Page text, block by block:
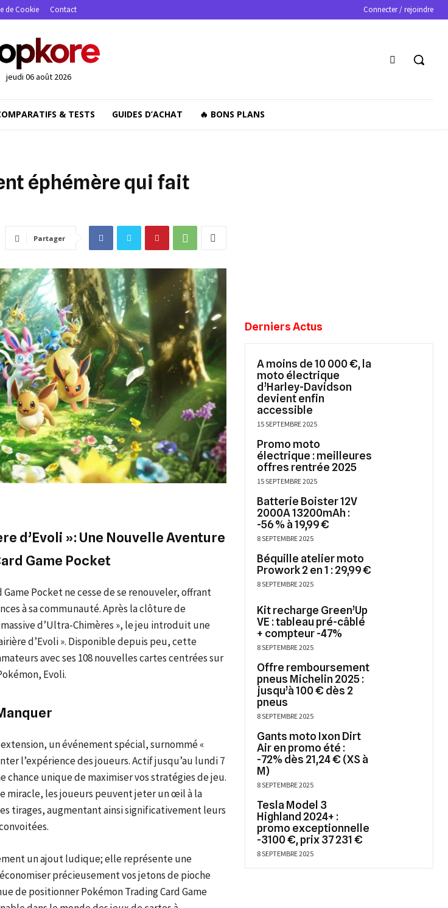
de Cookie Contact Connecter / rejoindre
jeudi 06 août 2026
& TESTS GUIDES D’ACHAT 🔥 BONS PLANS
éphémère qui fait
Partager
d’Evoli »: Une Nouvelle Aventure
Game Pocket
Pocket ne cesse de se renouveler, offrant
à sa communauté. Après la clôture de
d’Ultra-Chimères », le jeu introduit une
d’Evoli ». Disponible depuis peu, cette
avec ses 108 nouvelles cartes centrées sur
Evoli.
un événement spécial, surnommé «
l’expérience des joueurs. Actif jusqu’au lundi 7
unique de maximiser vos stratégies de jeu.
miracle, les joueurs peuvent jeter un œil à la
tirages, augmentant ainsi significativement leurs
un ajout ludique; elle représente une
précieusement vos jetons de pioche
de positionner Pokémon Trading Card Game
Derniers Actus
A moins de 10 000 €, la
moto électrique
d’Harley-Davidson
devient enfin
accessible
15 SEPTEMBRE 2025
Promo moto
électrique : meilleures
offres rentrée 2025
15 SEPTEMBRE 2025
Batterie Boister 12V
2000A 13200mAh :
-56 % à 19,99 €
8 SEPTEMBRE 2025
Béquille atelier moto
Prowork 2 en 1 : 29,99 €
8 SEPTEMBRE 2025
Kit recharge Green’Up
VE : tableau pré-câblé
+ compteur -47%
8 SEPTEMBRE 2025
Offre remboursement
pneus Michelin 2025 :
jusqu’à 100 € dès 2
pneus
8 SEPTEMBRE 2025
Gants moto Ixon Dirt
Air en promo été :
-72% dès 21,24 € (XS à
M)
8 SEPTEMBRE 2025
Tesla Model 3
Highland 2024+ :
promo exceptionnelle
-3100 €, prix 37 231 €
8 SEPTEMBRE 2025